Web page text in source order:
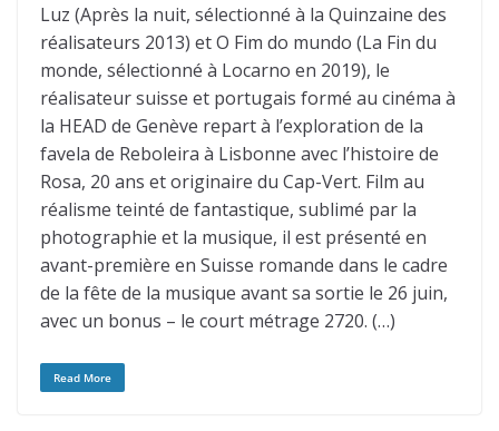
Luz (Après la nuit, sélectionné à la Quinzaine des
réalisateurs 2013) et O Fim do mundo (La Fin du
monde, sélectionné à Locarno en 2019), le
réalisateur suisse et portugais formé au cinéma à
la HEAD de Genève repart à l’exploration de la
favela de Reboleira à Lisbonne avec l’histoire de
Rosa, 20 ans et originaire du Cap-Vert. Film au
réalisme teinté de fantastique, sublimé par la
photographie et la musique, il est présenté en
avant-première en Suisse romande dans le cadre
de la fête de la musique avant sa sortie le 26 juin,
avec un bonus – le court métrage 2720. (…)
Read More